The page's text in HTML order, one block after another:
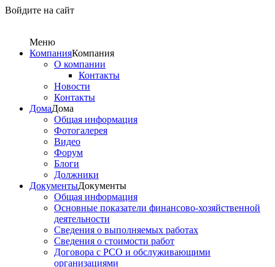
Войдите на сайт
Меню
КомпанияКомпания
О компании
Контакты
Новости
Контакты
ДомаДома
Общая информация
Фотогалерея
Видео
Форум
Блоги
Должники
ДокументыДокументы
Общая информация
Основные показатели финансово-хозяйственной
деятельности
Сведения о выполняемых работах
Сведения о стоимости работ
Договора с РСО и обслуживающими
организациями